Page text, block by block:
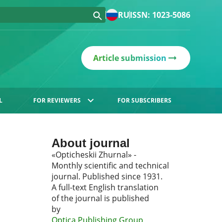
RUISSN: 1023-5086
Article submission
FOR REVIEWERS FOR SUBSCRIBERS
About journal
«Opticheskii Zhurnal» -
Monthly scientific and technical
journal. Published since 1931.
A full-text English translation
of the journal is published
by